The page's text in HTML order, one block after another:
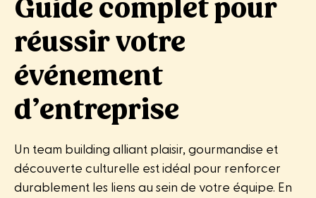
Guide complet pour
réussir votre
événement
d’entreprise
Un team building alliant plaisir, gourmandise et
découverte culturelle est idéal pour renforcer
durablement les liens au sein de votre équipe. En